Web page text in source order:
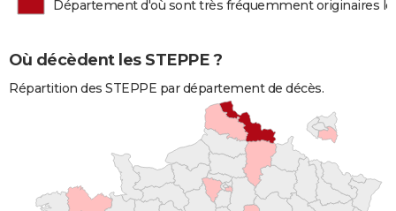
Département d'où sont très fréquemment originaires
Où décèdent les STEPPE ?
Répartition des STEPPE par département de décès.